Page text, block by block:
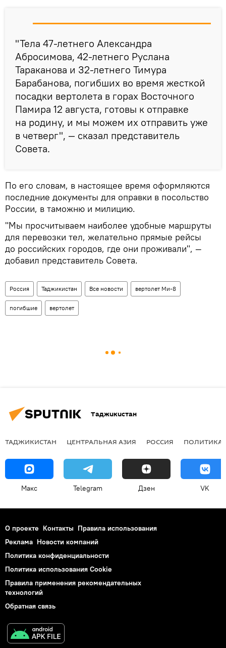
"Тела 47-летнего Александра
Абросимова, 42-летнего Руслана
Тараканова и 32-летнего Тимура
Барабанова, погибших во время жесткой
посадки вертолета в горах Восточного
Памира 12 августа, готовы к отправке
на родину, и мы можем их отправить уже
в четверг", — сказал представитель
Совета.
По его словам, в настоящее время оформляются
последние документы для оправки в посольство
России, в таможню и милицию.
"Мы просчитываем наиболее удобные маршруты
для перевозки тел, желательно прямые рейсы
до российских городов, где они проживали", —
добавил представитель Совета.
Россия Таджикистан Все новости вертолет Ми-8
погибшие вертолет
Таджикистан
ТАДЖИКИСТАН ЦЕНТРАЛЬНАЯ АЗИЯ РОССИЯ ПОЛИТИКА
Макс Telegram Дзен VK
О проекте Контакты Правила использования
Реклама Новости компаний
Политика конфиденциальности
Политика использования Cookie
Правила применения рекомендательных
технологий
Обратная связь